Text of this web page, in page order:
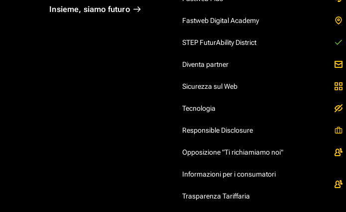
Insieme, siamo futuro
Fastweb Digital Academy
STEP FuturAbility District
Diventa partner
Sicurezza sul Web
Tecnologia
Responsible Disclosure
Opposizione "Ti richiamiamo noi"
Informazioni per i consumatori
Trasparenza Tariffaria